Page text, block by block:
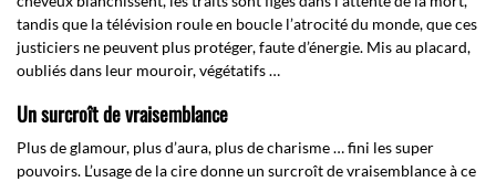
tandis que la télévision roule en boucle l’atrocité du monde, que ces
justiciers ne peuvent plus protéger, faute d’énergie. Mis au placard,
oubliés dans leur mouroir, végétatifs …
Un surcroît de vraisemblance
Plus de glamour, plus d’aura, plus de charisme … fini les super
pouvoirs. L’usage de la cire donne un surcroît de vraisemblance à ce